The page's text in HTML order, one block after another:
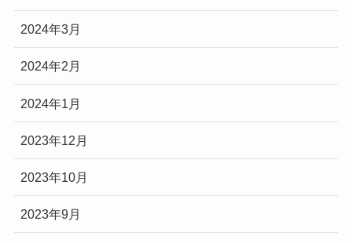
2024年3月
2024年2月
2024年1月
2023年12月
2023年10月
2023年9月